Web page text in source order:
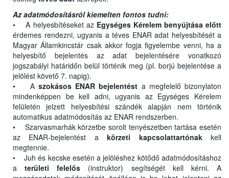
Az adatmódosításról kiemelten fontos tudni:
• A helyesbítéseket az Egységes Kérelem benyújtása előtt
érdemes rendezni, ugyanis a téves ENAR adat helyesbítését a
Magyar Államkincstár csak akkor fogja figyelembe venni, ha a
helyesbítő bejelentés az adat bejelentésére vonatkozó
jogszabályi határidőn belül történik meg (pl. borjú bejelentése a
jelölést követő 7. napig).
• A szokásos ENAR bejelentést a megfelelő bizonylaton
mindenképpen be kell adni, ugyanis az Egységes Kérelem
felületén jelzett helyesbítési szándék alapján nem történik
automatikus adatmódosítás az ENAR rendszerben.
• Szarvasmarhák körzetbe sorolt tenyészetben tartása esetén
az ENAR-bejelentést akörzeti kapcsolattartónakkell
megtennie.
• Juh és kecske esetén a jelöléshez kötődő adatmódosításhoz
aterületi felelős (instruktor) segítségét kell kérni. A